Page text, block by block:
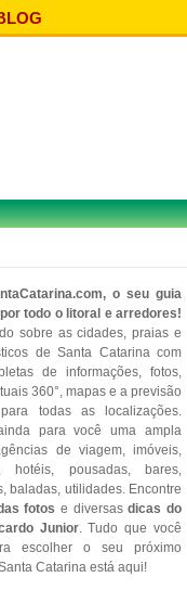
o seu guia
todo o litoral e arredores!
sobre as cidades, praias e
de Santa Catarina com
de informações, fotos,
360°, mapas e a previsão
todas as localizações.
para você uma ampla
de viagem, imóveis,
hotéis, pousadas, bares,
baladas, utilidades. Encontre
fotos e diversasdicas do
Junior. Tudo que você
escolher o seu próximo
Catarina está aqui!